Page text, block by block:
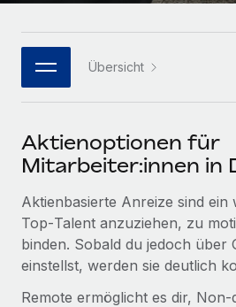
MCP
Integrationen
Tools
DIENSTLEISTUNGEN
Frag unsere Expert:innen
Hilfe von Expert:innen für
Background-Checks
PARTNER WERDEN
Flexible Einbettung von Global-
Partner werden
Remote Build
Beratung zu Integrationen und
FALLSTUDIEN
Bibliothek für
Webinare
Events
Newsroom
Informationen zu Gehältern
Insights Center
한국어 Übersicht
Aktienoptionen für
Mitarbeiter:innen in
Aktienbasierte Anreize sind
Top‑Talent anzuziehen, zu
binden. Sobald du jedoch über
einstellst, werden sie deutlich
Remote ermöglicht es dir,